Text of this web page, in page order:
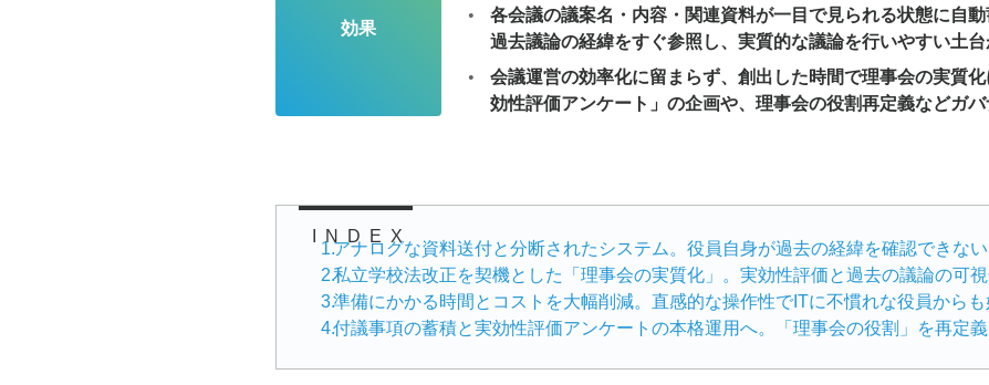
効果
各会議の議案名・内容・関連資料が一目で見られる状態に自
過去議論の経緯をすぐ参照し、実質的な議論を行いやすい土
会議運営の効率化に留まらず、創出した時間で理事会の実質
効性評価アンケート」の企画や、理事会の役割再定義などガ
INDEX
1.アナログな資料送付と分断されたシステム。役員自身が過去の経緯を確認できな
2.私立学校法改正を契機とした「理事会の実質化」。実効性評価と過去の議論の可
3.準備にかかる時間とコストを大幅削減。直感的な操作性でITに不慣れな役員から
4.